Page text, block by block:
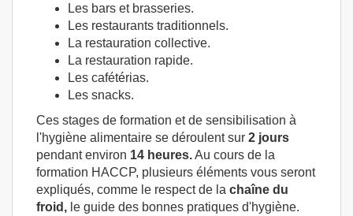
Les bars et brasseries.
Les restaurants traditionnels.
La restauration collective.
La restauration rapide.
Les cafétérias.
Les snacks.
Ces stages de formation et de sensibilisation à
l'hygiène alimentaire se déroulent sur 2 jours
pendant environ 14 heures.Au cours de la
formation HACCP, plusieurs éléments vous seront
expliqués, comme le respect de la chaîne du
froid, le guide des bonnes pratiques d'hygiène.